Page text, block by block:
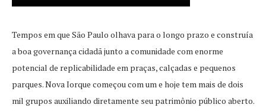
Tempos em que São Paulo olhava para o longo prazo e construía
a boa governança cidadã junto a comunidade com enorme
potencial de replicabilidade em praças, calçadas e pequenos
parques. Nova Iorque começou com um e hoje tem mais de dois
mil grupos auxiliando diretamente seu patrimônio público aberto.